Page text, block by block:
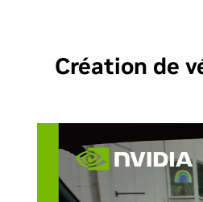
Création de